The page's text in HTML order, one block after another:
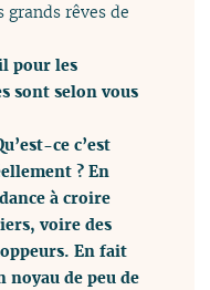
grands rêves de
pour les
sont selon vous
ce c’est
? En
à croire
voire des
En fait
noyau de peu de